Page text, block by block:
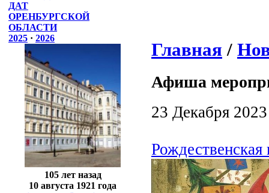
ДАТ
ОРЕНБУРГСКОЙ
ОБЛАСТИ
2025 · 2026
105 лет назад
10 августа 1921 года
Главная /
Афиша
23 Декабря 2023
Рождественская